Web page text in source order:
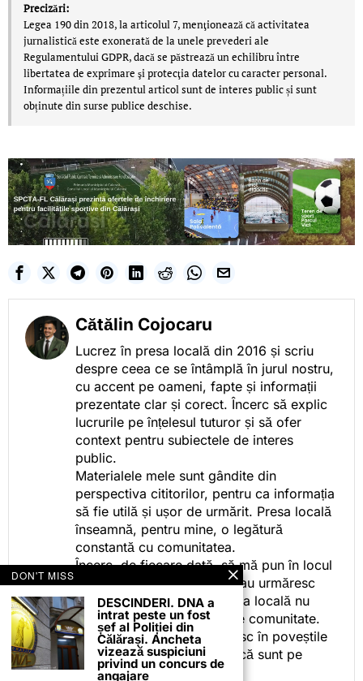
Precizări:
Legea 190 din 2018, la articolul 7, menţionează că activitatea
jurnalistică este exonerată de la unele prevederi ale
Regulamentului GDPR, dacă se păstrează un echilibru între
libertatea de exprimare şi protecţia datelor cu caracter personal.
Informațiile din prezentul articol sunt de interes public și sunt
obținute din surse publice deschise.
Cătălin Cojocaru
Lucrez în presa locală din 2016 și scriu
despre ceea ce se întâmplă în jurul nostru,
cu accent pe oameni, fapte și informații
prezentate clar și corect. Încerc să explic
lucrurile pe înțelesul tuturor și să ofer
context pentru subiectele de interes
public.
Materialele mele sunt gândite din
perspectiva cititorilor, pentru ca informația
să fie utilă și ușor de urmărit. Presa locală
înseamnă, pentru mine, o legătură
constantă cu comunitatea.
Încerc, de fiecare dată, să mă pun în locul
celor care citesc, privesc sau urmăresc
ceea ce fac. Pentru că presa locală nu
este despre mine, ci despre comunitate.
Iar dacă oamenii se regăsesc în poveștile
pe care le spun, înseamnă că sunt pe
drumul bun.
DON'T MISS
DESCINDERI. DNA a
intrat peste un fost
șef al Poliției din
Călărași. Ancheta
vizează suspiciuni
privind un concurs de
angajare